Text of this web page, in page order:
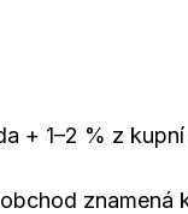
+ 1–2 % z